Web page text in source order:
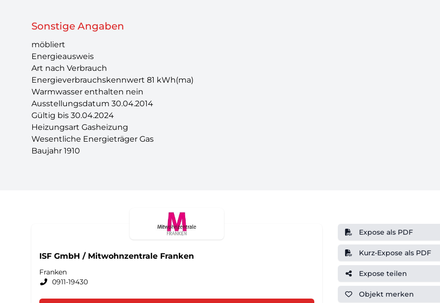
Sonstige Angaben
möbliert
Energieausweis
Art nach Verbrauch
Energieverbrauchskennwert 81 kWh(ma)
Warmwasser enthalten nein
Ausstellungsdatum 30.04.2014
Gültig bis 30.04.2024
Heizungsart Gasheizung
Wesentliche Energieträger Gas
Baujahr 1910
ISF GmbH / Mitwohnzentrale Franken
Franken
0911-19430
Expose als PDF
Kurz-Expose als PDF
Expose teilen
Objekt merken